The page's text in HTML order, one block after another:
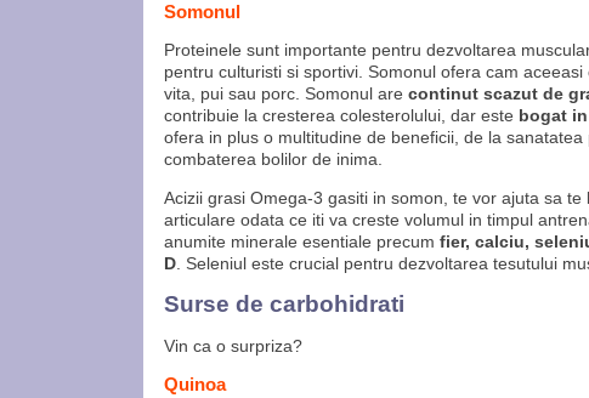
Somonul
Proteinele sunt importante pentru dezvoltarea
pentru culturisti si sportivi. Somonul ofera cam
vita, pui sau porc. Somonul are continut scazut de
contribuie la cresterea colesterolului, dar este bogat
ofera in plus o multitudine de beneficii, de la
combaterea bolilor de inima.
Acizii grasi Omega-3 gasiti in somon, te vor ajuta sa
articulare odata ce iti va creste volumul in timpul
anumite minerale esentiale precum fier, calciu,
D. Seleniul este crucial pentru dezvoltarea tesutului
Surse de carbohidrati
Vin ca o surpriza?
Quinoa